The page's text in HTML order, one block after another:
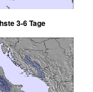
3-6 Tage